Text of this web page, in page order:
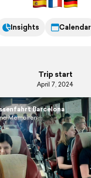
Insights Calendar
Trip start
April 7, 2024
Barcelona
Memoiren ...